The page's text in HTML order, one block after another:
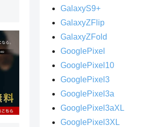
GalaxyS9+
GalaxyZFlip
GalaxyZFold
GooglePixel
GooglePixel10
GooglePixel3
GooglePixel3a
GooglePixel3aXL
GooglePixel3XL